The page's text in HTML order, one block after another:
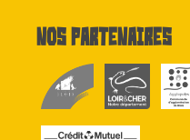
Nos partenaires